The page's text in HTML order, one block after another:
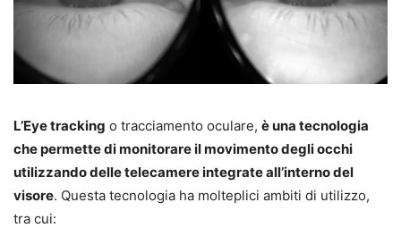
L’Eye tracking o tracciamento oculare, è una tecnologia
che permette di monitorare il movimento degli occhi
utilizzando delle telecamere integrate all’interno del
visore. Questa tecnologia ha molteplici ambiti di utilizzo,
tra cui: